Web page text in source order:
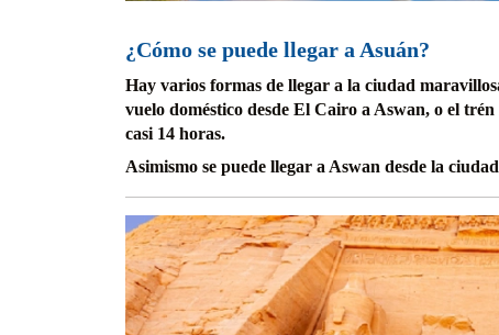
¿Cómo se puede llegar a Asuán?
Hay varios formas de llegar a la ciudad
vuelo doméstico desde El Cairo a Aswan, o el
casi 14 horas.
Asimismo se puede llegar a Aswan desde la